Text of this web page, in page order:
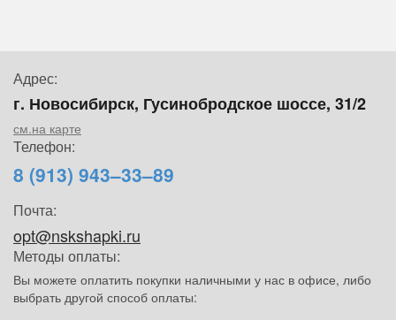
Адрес:
г. Новосибирск, Гусинобродское шоссе, 31/2
см.на карте
Телефон:
8 (913) 943–33–89
Почта:
opt@nskshapki.ru
Методы оплаты:
Вы можете оплатить покупки наличными у нас в офисе, либо
выбрать другой способ оплаты: